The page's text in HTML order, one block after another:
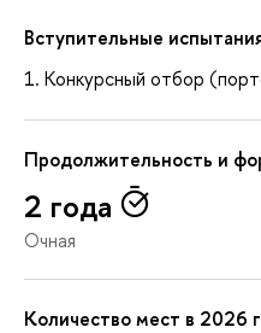
Вступительные
Конкурсный отбор
Продолжительность и
2 года
Очная
Количество мест в 2026